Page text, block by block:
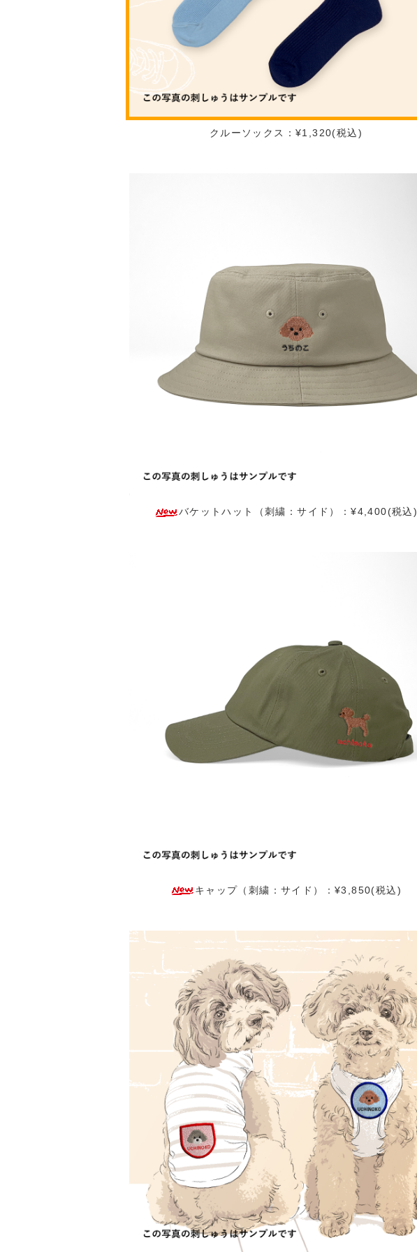
クルーソックス：¥1,320(税込)
バケットハット（刺繍：サイド）：¥4,400(税込)
キャップ（刺繍：サイド）：¥3,850(税込)